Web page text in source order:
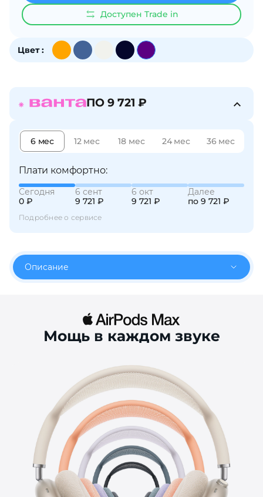
Доступен Trade in
Цвет :
ПО 9 721 ₽
6 мес 12 мес 18 мес 24 мес 36 мес
Плати комфортно:
Сегодня
0 ₽
6 сент
9 721 ₽
6 окт
9 721 ₽
Далее
по 9 721 ₽
Подробнее о сервисе
Описание
Мощь в каждом звуке
об оплате Плайтом
plait.ru